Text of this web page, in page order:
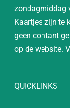
zondagmiddag
Kaartjes zijn te
geen contant
op de website.
QUICKLINKS